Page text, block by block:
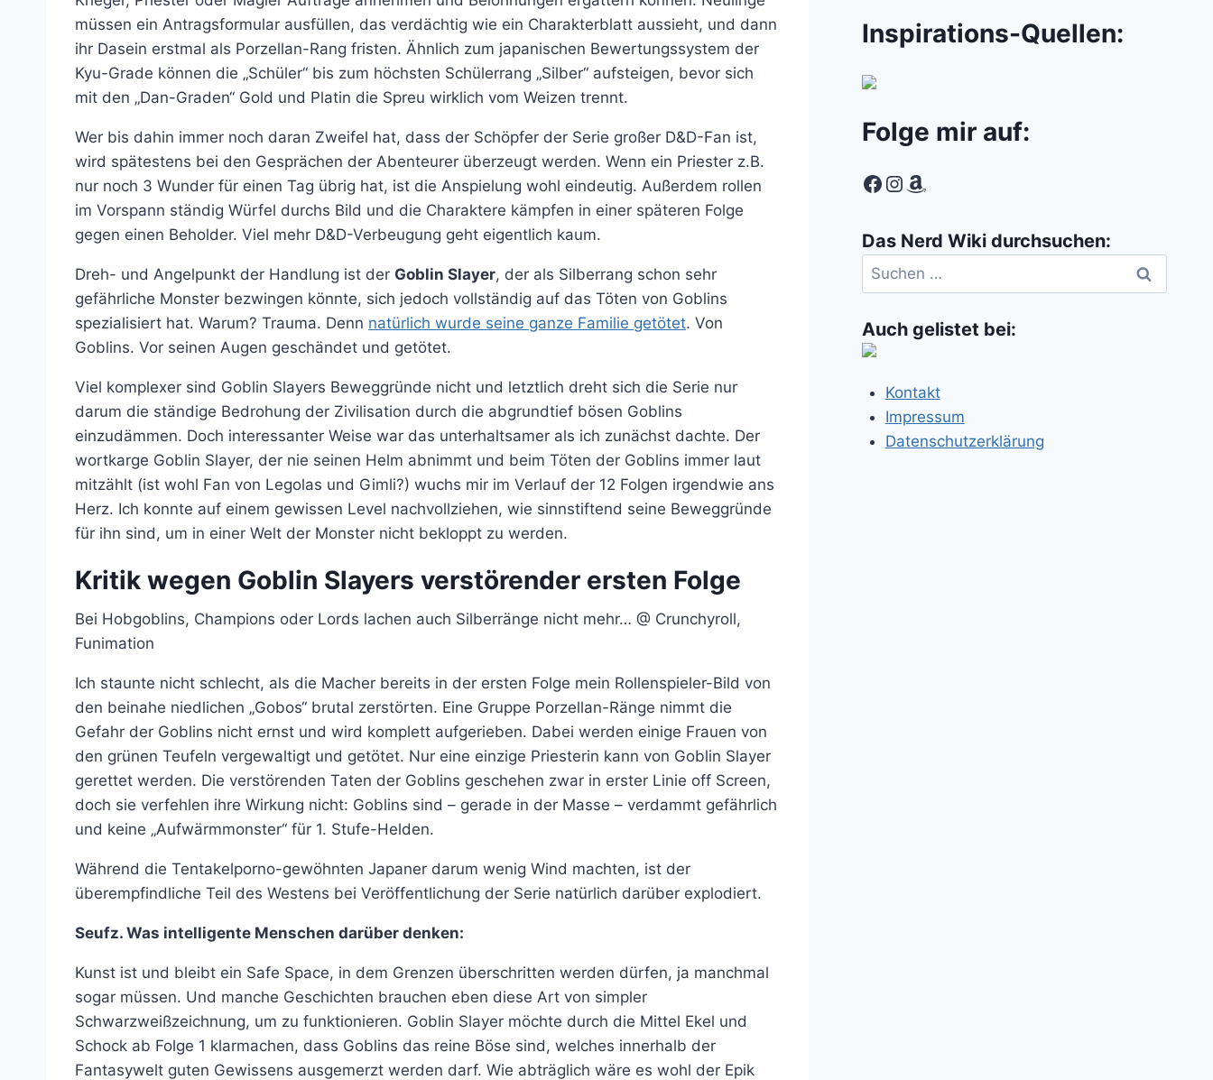
müssen ein Antragsformular ausfüllen, das verdächtig wie ein Charakterblatt aussieht, und dann
ihr Dasein erstmal als Porzellan-Rang fristen. Ähnlich zum japanischen Bewertungssystem der
Kyu-Grade können die „Schüler“ bis zum höchsten Schülerrang „Silber“ aufsteigen, bevor sich
mit den „Dan-Graden“ Gold und Platin die Spreu wirklich vom Weizen trennt.
Wer bis dahin immer noch daran Zweifel hat, dass der Schöpfer der Serie großer D&D-Fan ist,
wird spätestens bei den Gesprächen der Abenteurer überzeugt werden. Wenn ein Priester z.B.
nur noch 3 Wunder für einen Tag übrig hat, ist die Anspielung wohl eindeutig. Außerdem rollen
im Vorspann ständig Würfel durchs Bild und die Charaktere kämpfen in einer späteren Folge
gegen einen Beholder. Viel mehr D&D-Verbeugung geht eigentlich kaum.
Dreh- und Angelpunkt der Handlung ist der Goblin Slayer, der als Silberrang schon sehr
gefährliche Monster bezwingen könnte, sich jedoch vollständig auf das Töten von Goblins
spezialisiert hat. Warum? Trauma. Denn natürlich wurde seine ganze Familie getötet. Von
Goblins. Vor seinen Augen geschändet und getötet.
Viel komplexer sind Goblin Slayers Beweggründe nicht und letztlich dreht sich die Serie nur
darum die ständige Bedrohung der Zivilisation durch die abgrundtief bösen Goblins
einzudämmen. Doch interessanter Weise war das unterhaltsamer als ich zunächst dachte. Der
wortkarge Goblin Slayer, der nie seinen Helm abnimmt und beim Töten der Goblins immer laut
mitzählt (ist wohl Fan von Legolas und Gimli?) wuchs mir im Verlauf der 12 Folgen irgendwie ans
Herz. Ich konnte auf einem gewissen Level nachvollziehen, wie sinnstiftend seine Beweggründe
für ihn sind, um in einer Welt der Monster nicht bekloppt zu werden.
Kritik wegen Goblin Slayers verstörender ersten Folge
Bei Hobgoblins, Champions oder Lords lachen auch Silberränge nicht mehr… @ Crunchyroll,
Funimation
Ich staunte nicht schlecht, als die Macher bereits in der ersten Folge mein Rollenspieler-Bild von
den beinahe niedlichen „Gobos“ brutal zerstörten. Eine Gruppe Porzellan-Ränge nimmt die
Gefahr der Goblins nicht ernst und wird komplett aufgerieben. Dabei werden einige Frauen von
den grünen Teufeln vergewaltigt und getötet. Nur eine einzige Priesterin kann von Goblin Slayer
gerettet werden. Die verstörenden Taten der Goblins geschehen zwar in erster Linie off Screen,
doch sie verfehlen ihre Wirkung nicht: Goblins sind – gerade in der Masse – verdammt gefährlich
und keine „Aufwärmmonster“ für 1. Stufe-Helden.
Während die Tentakelporno-gewöhnten Japaner darum wenig Wind machten, ist der
überempfindliche Teil des Westens bei Veröffentlichung der Serie natürlich darüber explodiert.
Seufz. Was intelligente Menschen darüber denken:
Kunst ist und bleibt ein Safe Space, in dem Grenzen überschritten werden dürfen, ja manchmal
sogar müssen. Und manche Geschichten brauchen eben diese Art von simpler
Schwarzweißzeichnung, um zu funktionieren. Goblin Slayer möchte durch die Mittel Ekel und
Schock ab Folge 1 klarmachen, dass Goblins das reine Böse sind, welches innerhalb der
Fantasywelt guten Gewissens ausgemerzt werden darf. Wie abträglich wäre es wohl der Epik
Inspirations-Quellen:
Folge mir auf:
Facebook
Instagram
Amazon
Das Nerd Wiki durchsuchen:
Suchen
nach:
Auch gelistet bei:
Kontakt
Impressum
Datenschutzerklärung